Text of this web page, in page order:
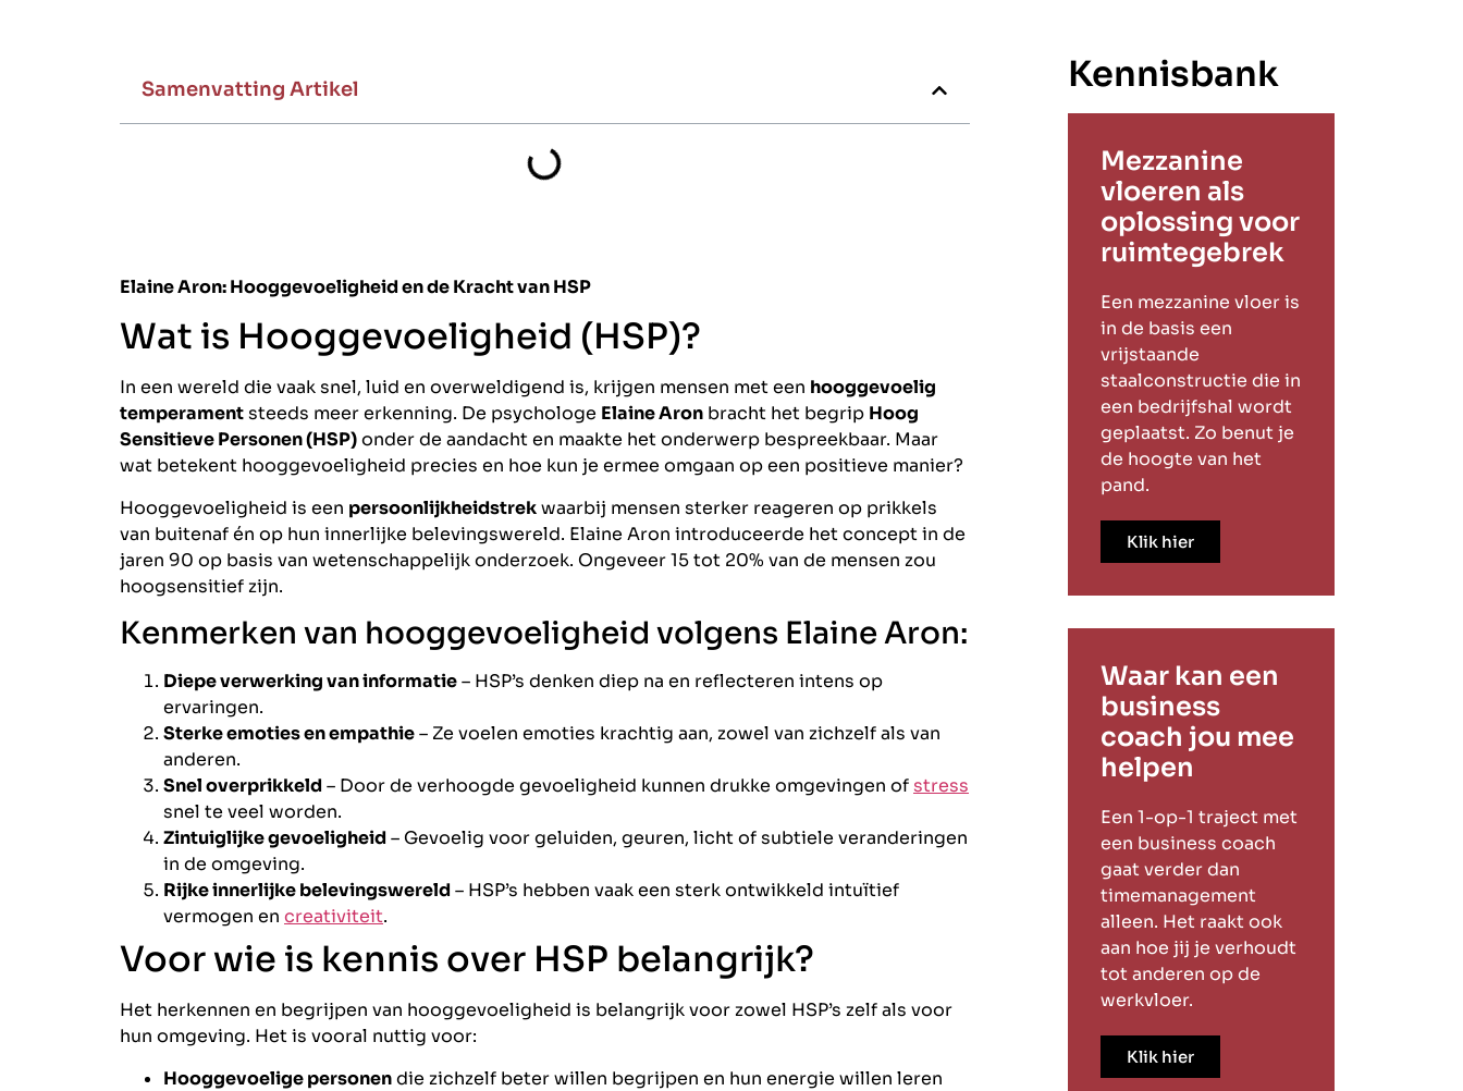
Samenvatting Artikel
Elaine Aron: Hooggevoeligheid en de Kracht van HSP
Wat is Hooggevoeligheid (HSP)?
In een wereld die vaak snel, luid en overweldigend is, krijgen mensen met een hooggevoelig
temperamentsteeds meer erkenning. De psychologe Elaine Aron bracht het begrip Hoog
Sensitieve Personen (HSP)onder de aandacht en maakte het onderwerp bespreekbaar. Maar
wat betekent hooggevoeligheid precies en hoe kun je ermee omgaan op een positieve manier?
Hooggevoeligheid is een persoonlijkheidstrekwaarbij mensen sterker reageren op prikkels
van buitenaf én op hun innerlijke belevingswereld. Elaine Aron introduceerde het concept in de
jaren 90 op basis van wetenschappelijk onderzoek. Ongeveer 15 tot 20% van de mensen zou
hoogsensitief zijn.
Kenmerken van hooggevoeligheid volgens Elaine Aron:
Diepe verwerking van informatie– HSP’s denken diep na en reflecteren intens op
ervaringen.
Sterke emoties en empathie– Ze voelen emoties krachtig aan, zowel van zichzelf als van
anderen.
Snel overprikkeld– Door de verhoogde gevoeligheid kunnen drukke omgevingen of stress
snel te veel worden.
Zintuiglijke gevoeligheid– Gevoelig voor geluiden, geuren, licht of subtiele veranderingen
in de omgeving.
Rijke innerlijke belevingswereld– HSP’s hebben vaak een sterk ontwikkeld intuïtief
vermogen en creativiteit.
Voor wie is kennis over HSP belangrijk?
Het herkennen en begrijpen van hooggevoeligheid is belangrijk voor zowel HSP’s zelf als voor
hun omgeving. Het is vooral nuttig voor:
Hooggevoelige personendie zichzelf beter willen begrijpen en hun energie willen leren
Kennisbank
Mezzanine
vloeren als
oplossing voor
ruimtegebrek
Een mezzanine vloer is
in de basis een
vrijstaande
staalconstructie die in
een bedrijfshal wordt
geplaatst. Zo benut je
de hoogte van het
pand.
Klik hier
Waar kan een
business
coach jou mee
helpen
Een 1-op-1 traject met
een business coach
gaat verder dan
timemanagement
alleen. Het raakt ook
aan hoe jij je verhoudt
tot anderen op de
werkvloer.
Klik hier